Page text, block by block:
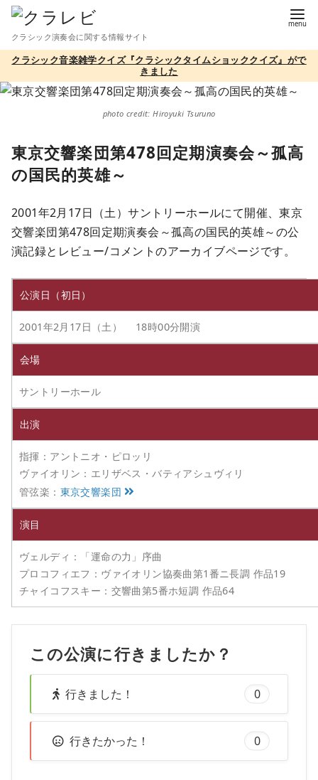
テ
ツ
クラシック演奏会に関する情報サイト
クラシック音楽雑学クイズ『クラシックタイムショッククイズ』がで
きました
photo credit: Hiroyuki Tsuruno
東京交響楽団第478回定期演奏会～孤高
の国民的英雄～
2001年2月17日（土）サントリーホールにて開催、東京
交響楽団第478回定期演奏会～孤高の国民的英雄～の公
演記録とレビュー/コメントのアーカイブページです。
公演日（初日）
2001年2月17日（土） 18時00分開演
会場
サントリーホール
出演
指揮：アントニオ・ピロッリ
ヴァイオリン：エリザベス・バティアシュヴィリ
管弦楽： 東京交響楽団
演目
ヴェルディ：「運命の力」序曲
プロコフィエフ：ヴァイオリン協奏曲第1番ニ長調 作品19
チャイコフスキー：交響曲第5番ホ短調 作品64
この公演に行きましたか？
行きました！ 0
行きたかった！ 0